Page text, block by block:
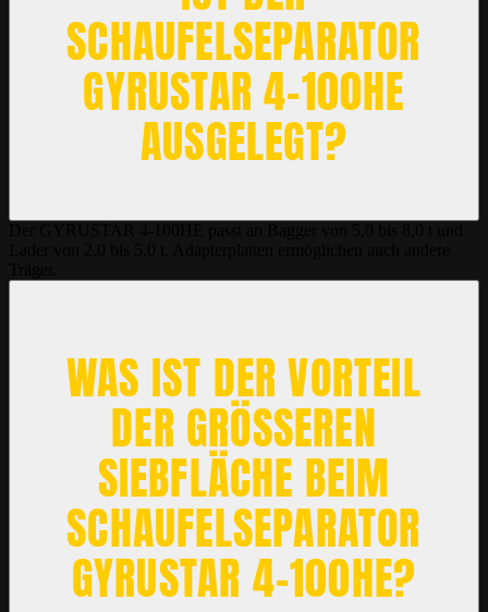
SCHAUFELSEPARATOR
GYRUSTAR 4-100HE
AUSGELEGT?
WAS IST DER VORTEIL
DER GRÖSSEREN
SIEBFLÄCHE BEIM S
CHAUFELSEPARATOR G
YRUSTAR 4-100HE?